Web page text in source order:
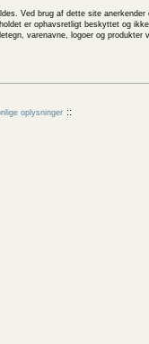
Ved brug af dette site
er ophavsretligt beskyttet og
varenavne, logoer og
oplysninger